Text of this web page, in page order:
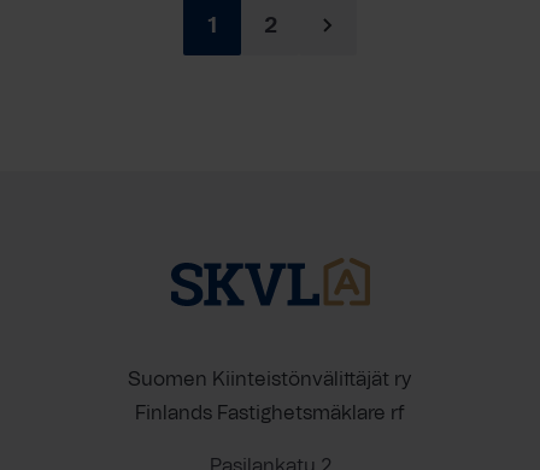
1 2
Suomen Kiinteistönvälittäjät ry
Finlands Fastighetsmäklare rf